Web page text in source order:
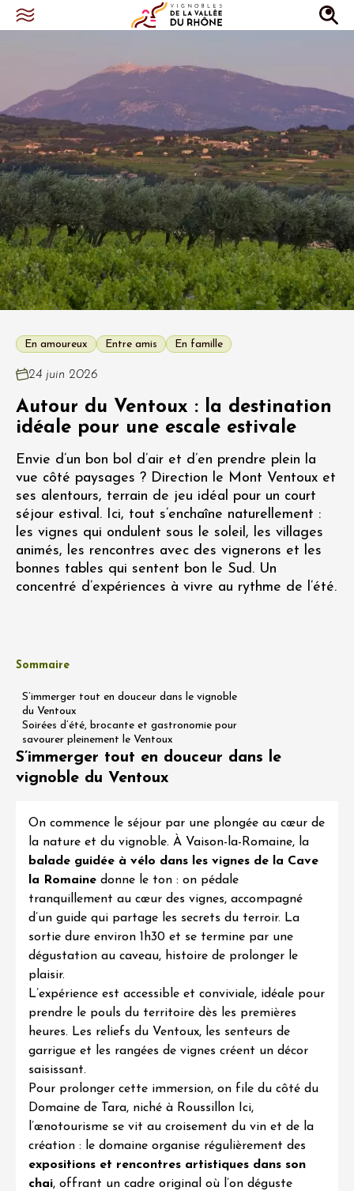
En amoureux Entre amis En famille
24 juin 2026
Autour du Ventoux : la destination
idéale pour une escale estivale
Envie d’un bon bol d’air et d’en prendre plein la
vue côté paysages ? Direction le Mont Ventoux et
ses alentours, terrain de jeu idéal pour un court
séjour estival. Ici, tout s’enchaîne naturellement :
les vignes qui ondulent sous le soleil, les villages
animés, les rencontres avec des vignerons et les
bonnes tables qui sentent bon le Sud. Un
concentré d’expériences à vivre au rythme de l’été.
Sommaire
S’immerger tout en douceur dans le vignoble
du Ventoux
Soirées d’été, brocante et gastronomie pour
savourer pleinement le Ventoux
S’immerger tout en douceur dans le
vignoble du Ventoux
On commence le séjour par une plongée au cœur de
la nature et du vignoble. À Vaison-la-Romaine, la
balade guidée à vélo dans les vignes de la Cave
la Romaine donne le ton : on pédale
tranquillement au cœur des vignes, accompagné
d’un guide qui partage les secrets du terroir. La
sortie dure environ 1h30 et se termine par une
dégustation au caveau, histoire de prolonger le
plaisir.
L’expérience est accessible et conviviale, idéale pour
prendre le pouls du territoire dès les premières
heures. Les reliefs du Ventoux, les senteurs de
garrigue et les rangées de vignes créent un décor
saisissant.
Pour prolonger cette immersion, on file du côté du
Domaine de Tara, niché à Roussillon Ici,
l’œnotourisme se vit au croisement du vin et de la
création : le domaine organise régulièrement des
expositions et rencontres artistiques dans son
chai, offrant un cadre original où l’on déguste